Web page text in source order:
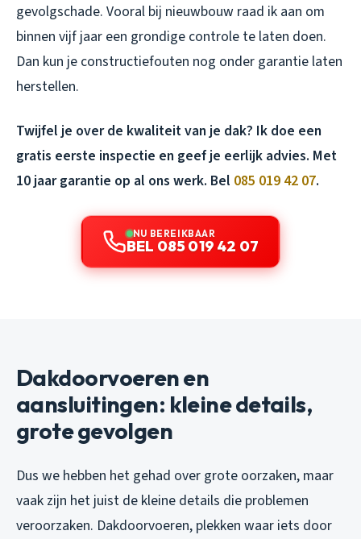
gevolgschade. Vooral bij nieuwbouw raad ik aan om
binnen vijf jaar een grondige controle te laten doen.
Dan kun je constructiefouten nog onder garantie laten
herstellen.
Twijfel je over de kwaliteit van je dak? Ik doe een
gratis eerste inspectie en geef je eerlijk advies. Met
10 jaar garantie op al ons werk. Bel 085 019 42 07.
NU BEREIKBAAR
BEL 085 019 42 07
Dakdoorvoeren en
aansluitingen: kleine details,
grote gevolgen
Dus we hebben het gehad over grote oorzaken, maar
vaak zijn het juist de kleine details die problemen
veroorzaken. Dakdoorvoeren, plekken waar iets door